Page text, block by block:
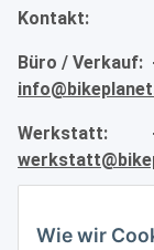
Kontakt:
Büro / Verkauf:
Werkstatt:
Wie wir